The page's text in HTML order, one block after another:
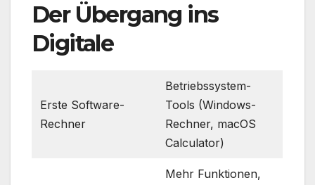
Der Übergang ins
Digitale
Erste Software-
Rechner
Betriebssystem-
Tools (Windows-
Rechner, macOS
Calculator)
Mehr Funktionen,